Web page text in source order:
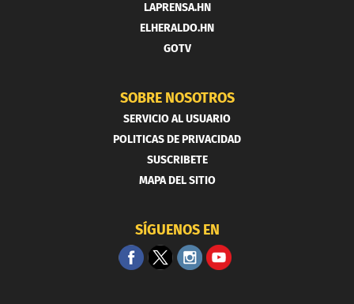
LAPRENSA.HN
ELHERALDO.HN
GOTV
SOBRE NOSOTROS
SERVICIO AL USUARIO
POLITICAS DE PRIVACIDAD
SUSCRIBETE
MAPA DEL SITIO
SÍGUENOS EN